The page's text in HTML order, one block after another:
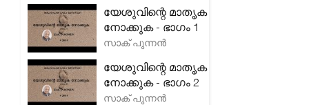
യേശുവിന്റെ മാതൃക
നോക്കുക - ഭാഗം 1
സാക് പുന്നൻ
യേശുവിന്റെ മാതൃക
നോക്കുക - ഭാഗം 2
സാക് പുന്നൻ